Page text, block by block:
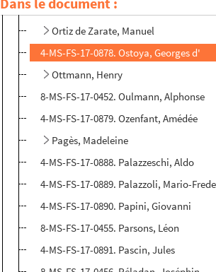
8-MS-FS-17-0449. Orniges, Henriette d'
Ortiz de Zarate, Manuel
4-MS-FS-17-0878. Ostoya, Georges d'
Ottmann, Henry
8-MS-FS-17-0452. Oulmann, Alphonse
4-MS-FS-17-0879. Ozenfant, Amédée
Pagès, Madeleine
4-MS-FS-17-0888. Palazzeschi, Aldo
4-MS-FS-17-0889. Palazzoli, Mario-
4-MS-FS-17-0890. Papini, Giovanni
8-MS-FS-17-0455. Parsons, Léon
4-MS-FS-17-0891. Pascin, Jules